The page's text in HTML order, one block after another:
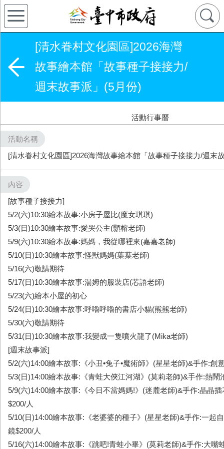
[清水眷村文化園區]2026海灣
故事繪本館「故事種子接接力/
週末故事派」(5月份)
活動行事曆
活動名稱
[清水眷村文化園區]2026海灣故事繪本館「故事種子接接力/週末
內容
[故事種子接接力]
5/2(六)10:30繪本故事:小房子屋比(魔女琪琪)
5/3(日)10:30繪本故事:愛哭公主(顥榕老師)
5/9(六)10:30繪本故事:媽媽，我從哪裡來(嘉嘉老師)
5/10(日)10:30繪本故事:怪獸媽媽(葉葉老師)
5/16(六)敬請期待
5/17(日)10:30繪本故事:湯姆的服裝店(芯語老師)
5/23(六)繪本小屋的初心
5/24(日)10:30繪本故事:呼嚕呼嚕的書店小貓(熊熊老師)
5/30(六)敬請期待
5/31(日)10:30繪本故事:我變成一隻噴火龍了(Mika老師)
[週末故事派]
5/2(六)14:00繪本故事:《小丑•兔子•魔術師》(星星老師)&手作:創
5/3(日)14:00繪本故事:《青蛙大俠江河湖》(莫莉老師)&手作:熱鬧
5/9(六)14:00繪本故事:《今日不當媽媽!》(迷麓老師)&手作:晶晶
$200/人
5/10(日)14:00繪本故事:《老婆婆的種子》(星星老師)&手作:一起
鏡$200/人
5/16(六)14:00繪本故事:《跳吧!青蛙小畢》(莫莉老師)&手作:大嘴